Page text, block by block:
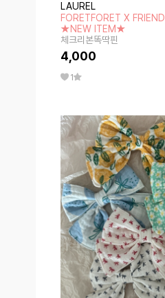
LAUREL
FORETFORET X FRIEND
★NEW ITEM★
체크리본똑딱핀
4,000
1